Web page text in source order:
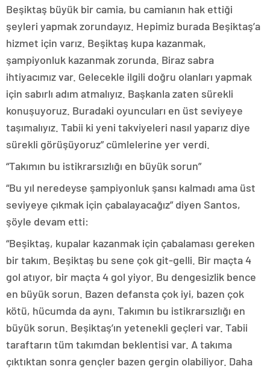
Beşiktaş büyük bir camia, bu camianın hak ettiği
şeyleri yapmak zorundayız. Hepimiz burada Beşiktaş’a
hizmet için varız. Beşiktaş kupa kazanmak,
şampiyonluk kazanmak zorunda. Biraz sabra
ihtiyacımız var. Gelecekle ilgili doğru olanları yapmak
için sabırlı adım atmalıyız. Başkanla zaten sürekli
konuşuyoruz. Buradaki oyuncuları en üst seviyeye
taşımalıyız. Tabii ki yeni takviyeleri nasıl yaparız diye
sürekli görüşüyoruz” cümlelerine yer verdi.
“Takımın bu istikrarsızlığı en büyük sorun”
“Bu yıl neredeyse şampiyonluk şansı kalmadı ama üst
seviyeye çıkmak için çabalayacağız” diyen Santos,
şöyle devam etti:
“Beşiktaş, kupalar kazanmak için çabalaması gereken
bir takım. Beşiktaş bu sene çok git-gelli. Bir maçta 4
gol atıyor, bir maçta 4 gol yiyor. Bu dengesizlik bence
en büyük sorun. Bazen defansta çok iyi, bazen çok
kötü, hücumda da aynı. Takımın bu istikrarsızlığı en
büyük sorun. Beşiktaş’ın yetenekli geçleri var. Tabii
taraftarın tüm takımdan beklentisi var. A takıma
çıktıktan sonra gençler bazen gergin olabiliyor. Daha